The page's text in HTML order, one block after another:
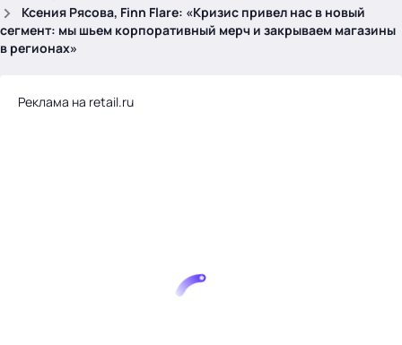
Ксения Рясова, Finn Flare: «Кризис привел нас в новый
сегмент: мы шьем корпоративный мерч и закрываем магазины
в регионах»
Реклама на retail.ru